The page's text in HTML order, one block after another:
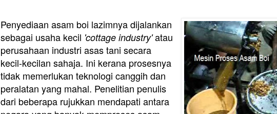
Penyediaan asam boi lazimnya dijalankan
sebagai usaha kecil 'cottage industry'atau
perusahaan industri asas tani secara
kecil-kecilan sahaja. Ini kerana prosesnya
tidak memerlukan teknologi canggih dan
peralatan yang mahal. Penelitian penulis
dari beberapa rujukkan mendapati antara